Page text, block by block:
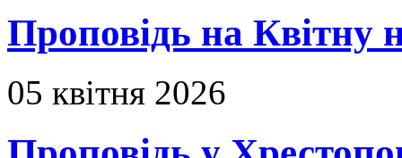
Проповідь на Квітну
05 квітня 2026